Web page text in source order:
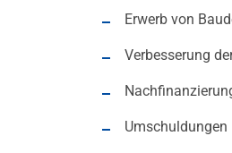
Erwerb von
Verbesserung